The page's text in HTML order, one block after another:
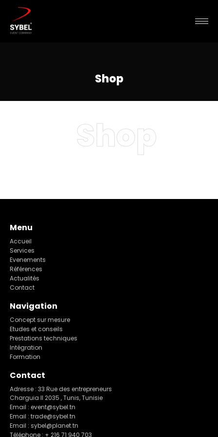
Shop
Shop
Menu
Accueil
Services
Evenements
Références
Actualités
Contact
Navigation
Concept sur mesure
Etudes et conseils
Prestations techniques
Intégration
Formation
Contact
Adresse : 33 Rue des entrepreneurs
Charguia II 2035 , Tunis, Tunisie
Email : event@sybel.tn
Email : trade@sybel.tn
Email : sybel@planet.tn
Téléphone : + 216 71 940 703